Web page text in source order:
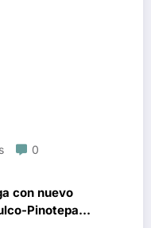
0
con nuevo
Pinotepa